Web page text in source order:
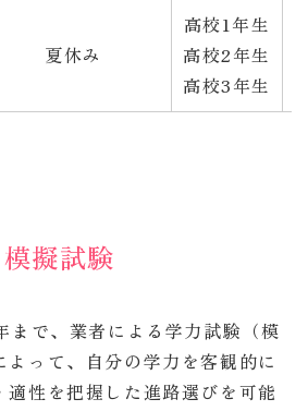
夏休み
高校1年生
高校2年生
高校3年生
模擬試験
まで、業者による学力試験（模
って、自分の学力を客観的に
性を把握した進路選びを可能